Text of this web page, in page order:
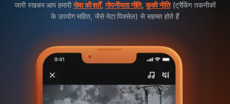
जारी रखकर आप हमारीसेवा की शर्तें,गोपनीयता नीति,कुकी नीति(ट्रैकिंग तकनीकों
के उपयोग सहित, जैसे मेटा पिक्सेल) से सहमत होते हैं